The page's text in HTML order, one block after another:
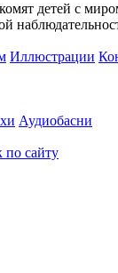
детей с
Иллюстрации
Аудиобасни
по сайту